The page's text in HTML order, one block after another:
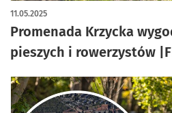
Promenada Krzycka
pieszych i rowerzystów
11.05.2025